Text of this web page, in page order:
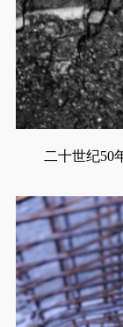
二十世纪50